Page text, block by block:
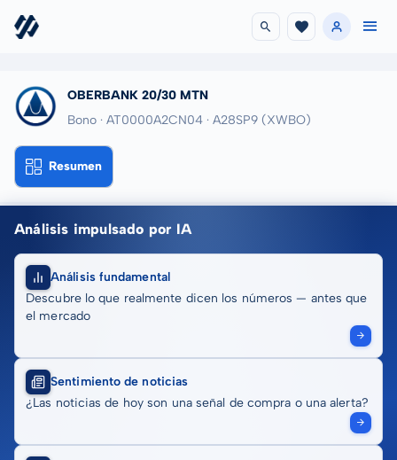
OBERBANK 20/30 MTN
Bono · AT0000A2CN04 · A28SP9 (XWBO)
Resumen
Análisis impulsado por IA
Análisis fundamental
Descubre lo que realmente dicen los números — antes que
el mercado
Sentimiento de noticias
¿Las noticias de hoy son una señal de compra o una alerta?